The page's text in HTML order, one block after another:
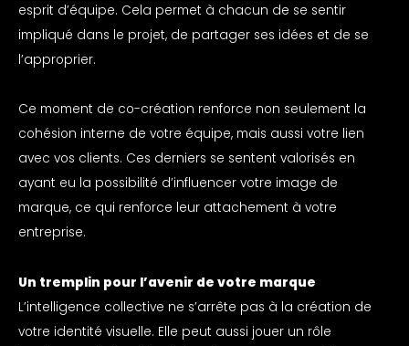
esprit d’équipe. Cela permet à chacun de se sentir
impliqué dans le projet, de partager ses idées et de se
l’approprier.
Ce moment de co-création renforce non seulement la
cohésion interne de votre équipe, mais aussi votre lien
avec vos clients. Ces derniers se sentent valorisés en
ayant eu la possibilité d’influencer votre image de
marque, ce qui renforce leur attachement à votre
entreprise.
Un tremplin pour l’avenir de votre marque
L’intelligence collective ne s’arrête pas à la création de
votre identité visuelle. Elle peut aussi jouer un rôle